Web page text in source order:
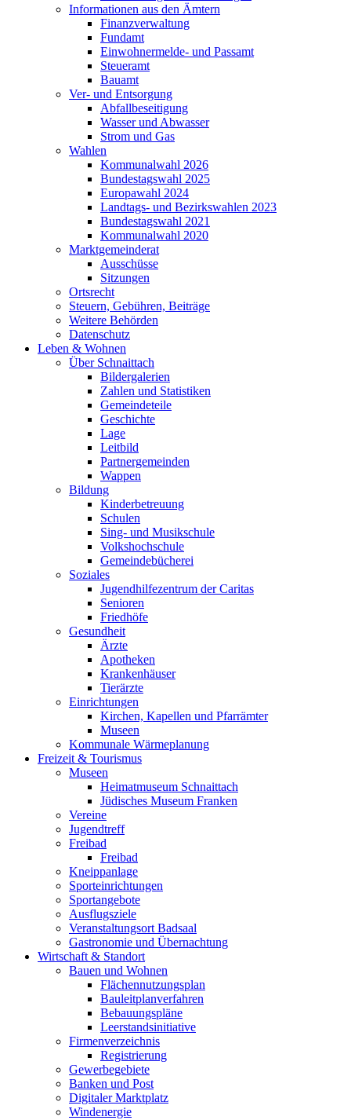
Informationen aus den Ämtern
Finanzverwaltung
Fundamt
Einwohnermelde- und Passamt
Steueramt
Bauamt
Ver- und Entsorgung
Abfallbeseitigung
Wasser und Abwasser
Strom und Gas
Wahlen
Kommunalwahl 2026
Bundestagswahl 2025
Europawahl 2024
Landtags- und Bezirkswahlen 2023
Bundestagswahl 2021
Kommunalwahl 2020
Marktgemeinderat
Ausschüsse
Sitzungen
Ortsrecht
Steuern, Gebühren, Beiträge
Weitere Behörden
Datenschutz
Leben & Wohnen
Über Schnaittach
Bildergalerien
Zahlen und Statistiken
Gemeindeteile
Geschichte
Lage
Leitbild
Partnergemeinden
Wappen
Bildung
Kinderbetreuung
Schulen
Sing- und Musikschule
Volkshochschule
Gemeindebücherei
Soziales
Jugendhilfezentrum der Caritas
Senioren
Friedhöfe
Gesundheit
Ärzte
Apotheken
Krankenhäuser
Tierärzte
Einrichtungen
Kirchen, Kapellen und Pfarrämter
Museen
Kommunale Wärmeplanung
Freizeit & Tourismus
Museen
Heimatmuseum Schnaittach
Jüdisches Museum Franken
Vereine
Jugendtreff
Freibad
Freibad
Kneippanlage
Sporteinrichtungen
Sportangebote
Ausflugsziele
Veranstaltungsort Badsaal
Gastronomie und Übernachtung
Wirtschaft & Standort
Bauen und Wohnen
Flächennutzungsplan
Bauleitplanverfahren
Bebauungspläne
Leerstandsinitiative
Firmenverzeichnis
Registrierung
Gewerbegebiete
Banken und Post
Digitaler Marktplatz
Windenergie